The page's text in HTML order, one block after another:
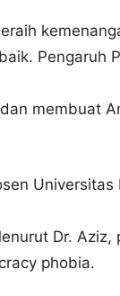
Pengaruh
membuat
Universitas
Dr. Aziz,
phobia.